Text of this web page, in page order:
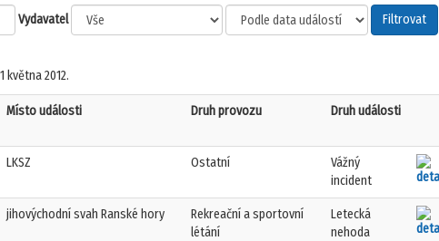
Vydavatel Filtrovat
2012.
Místo události Druh provozu Druh události
LKSZ Ostatní
Vážný
incident
jihovýchodní svah Ranské hory
Rekreační a sportovní
létání
Letecká
nehoda